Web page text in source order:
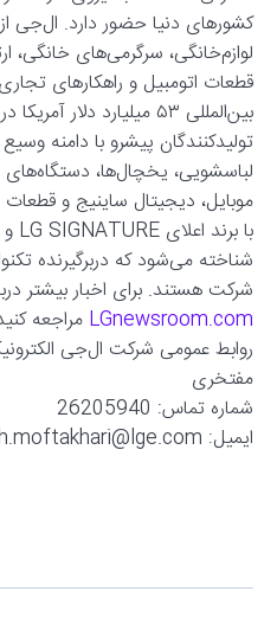
کشورهای دنیا حضور دارد. ال‌جی
لوازم‌خانگی، سرگرمی‌های خانگی،
قطعات اتومبیل و راهکارهای
تولید‌کنندگان پیشرو با دامنه
لباسشویی، یخچال‌ها، دستگاه‌های
موبایل، دیجیتال ساینیج و
شناخته می‌شود که دربرگیرنده
شرکت هستند. برای اخبار بیشتر
LGnewsroom.com مراجعه
روابط عمومی شرکت ال‌جی
مفتخری
شماره تماس: 26205940
ایمیل: kaveh.moftakhari@lge.com